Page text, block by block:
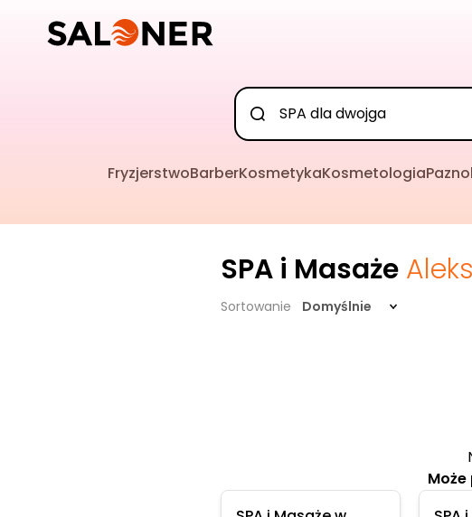
FryzjerstwoBarberKosmetykaKosmetologia
SPA i Masaże
Sortowanie Domyślnie